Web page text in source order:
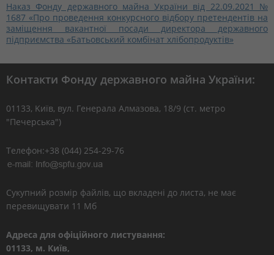
Наказ Фонду державного майна України від 22.09.2021 №
1687 «Про проведення конкурсного відбору претендентів на
заміщення вакантної посади директора державного
підприємства «Батьовський комбінат хлібопродуктів»
Контакти Фонду державного майна України:
01133, Kиїв, вул. Генерала Алмазова, 18/9 (ст. метро
"Печерська")
Телефон:+38 (044) 254-29-76
Сукупний розмір файлів, що вкладені до листа, не має
перевищувати 11 Мб
Адреса для офіційного листування:
01133, м. Київ,